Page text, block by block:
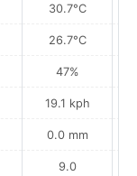
30.7°C
26.7°C
47%
19.1 kph
0.0 mm
9.0